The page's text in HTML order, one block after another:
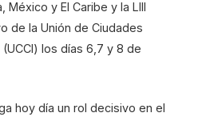
y El Caribe y la LIII
de la Unión de Ciudades
los días 6,7 y 8 de
hoy día un rol decisivo en el